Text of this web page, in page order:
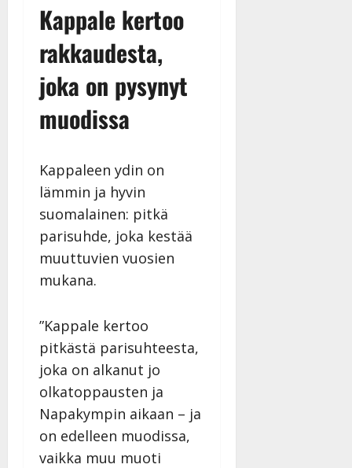
Kappale kertoo
rakkaudesta,
joka on pysynyt
muodissa
Kappaleen ydin on
lämmin ja hyvin
suomalainen: pitkä
parisuhde, joka kestää
muuttuvien vuosien
mukana.
”Kappale kertoo
pitkästä parisuhteesta,
joka on alkanut jo
olkatoppausten ja
Napakympin aikaan – ja
on edelleen muodissa,
vaikka muu muoti